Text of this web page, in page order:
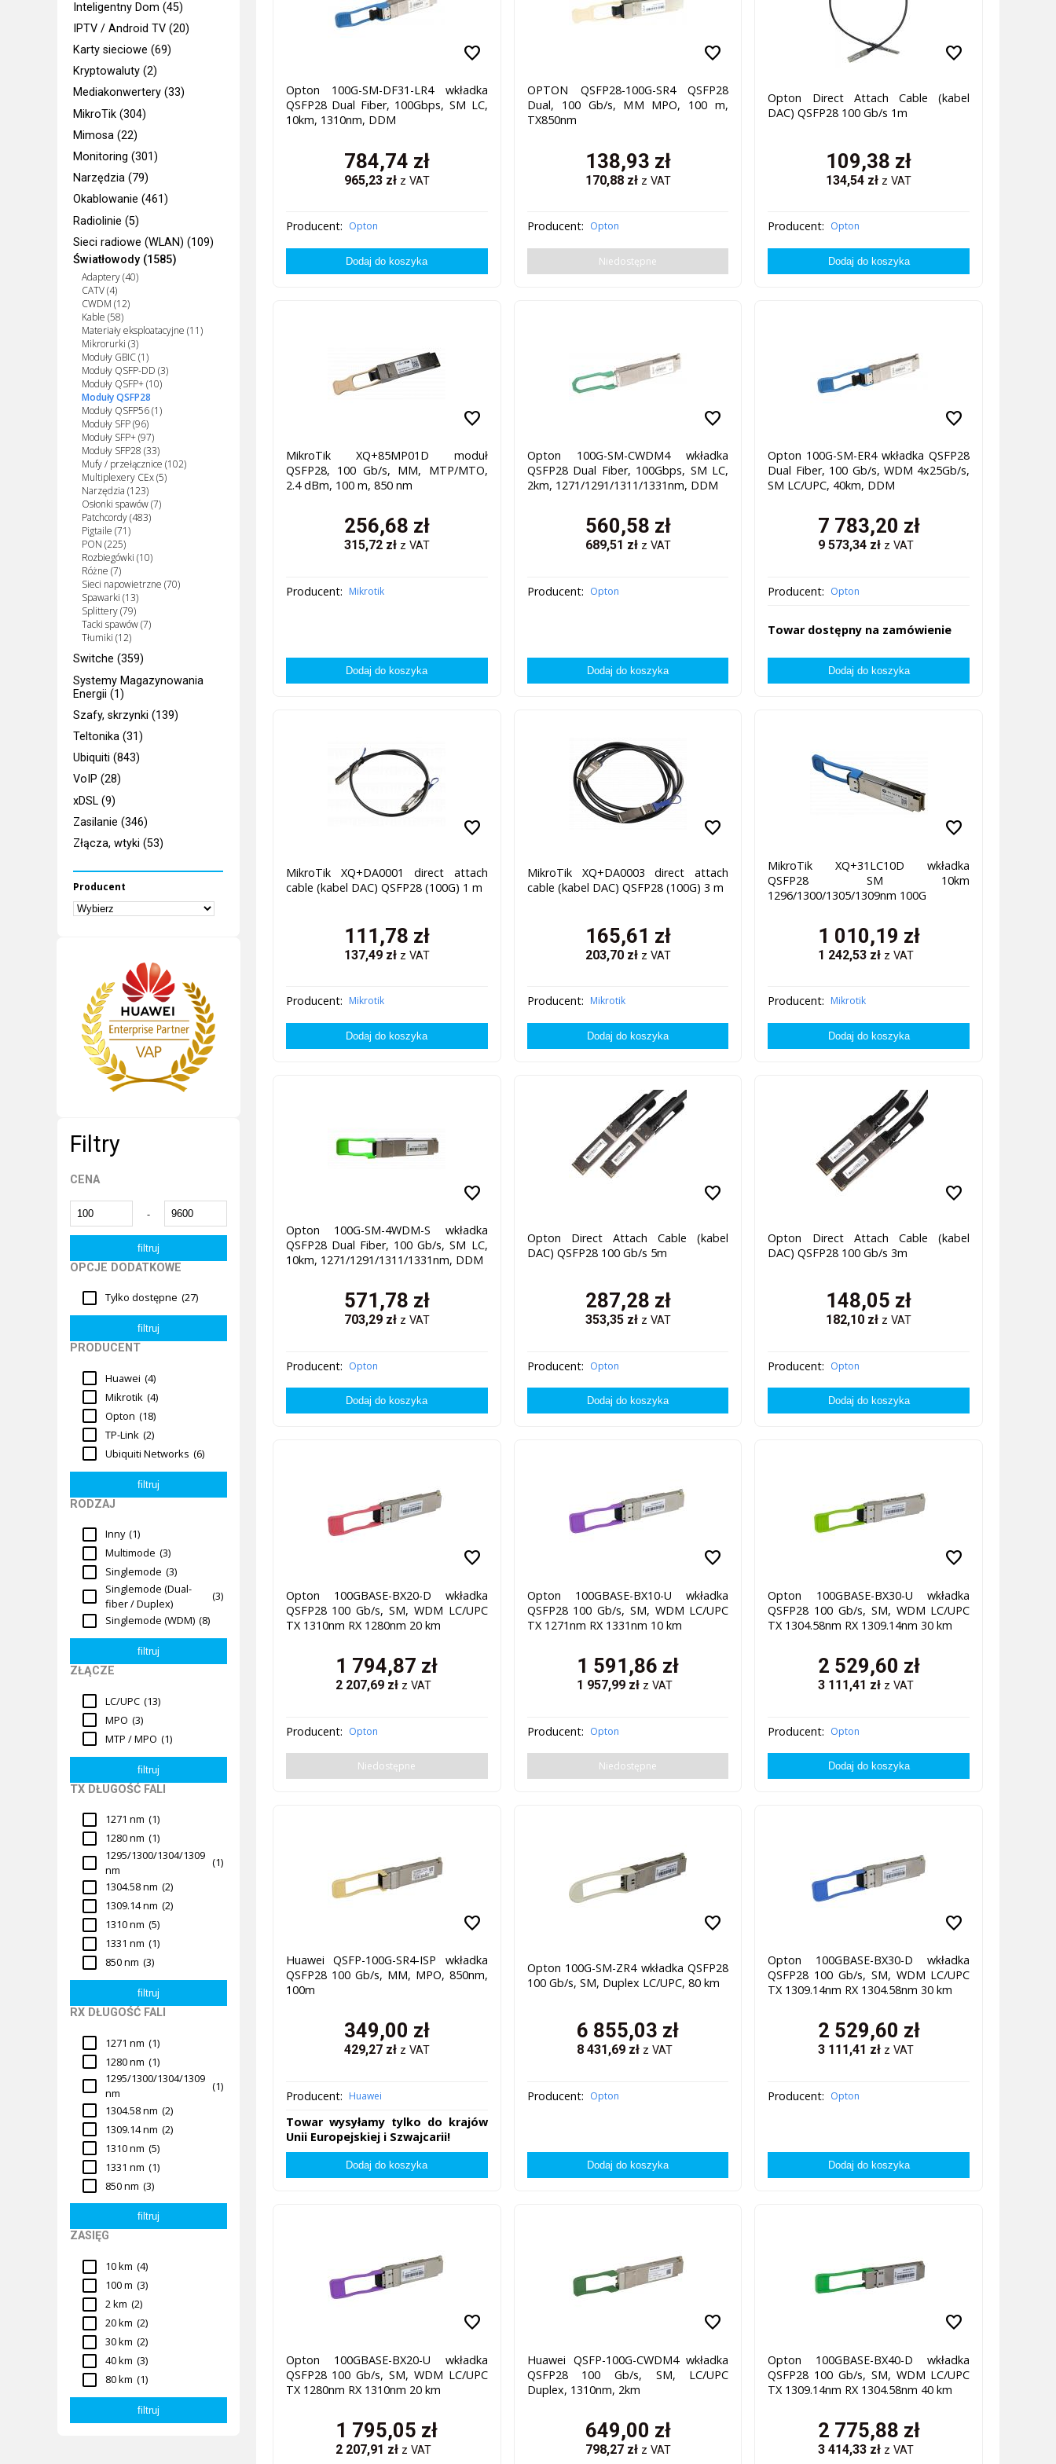
Inteligentny Dom (45)
IPTV / Android TV (20)
Karty sieciowe (69)
Kryptowaluty (2)
Mediakonwertery (33)
MikroTik (304)
Mimosa (22)
Monitoring (301)
Narzędzia (79)
Okablowanie (461)
Radiolinie (5)
Sieci radiowe (WLAN) (109)
Światłowody (1585)
Adaptery (40)
CATV (4)
CWDM (12)
Kable (58)
Materiały eksploatacyjne (11)
Mikrorurki (3)
Moduły GBIC (1)
Moduły QSFP-DD (3)
Moduły QSFP+ (10)
Moduły QSFP28
Moduły QSFP56 (1)
Moduły SFP (96)
Moduły SFP+ (97)
Moduły SFP28 (33)
Mufy / przełącznice (102)
Multiplexery CEx (5)
Narzędzia (123)
Osłonki spawów (7)
Patchcordy (483)
Pigtaile (71)
PON (225)
Rozbiegówki (10)
Różne (7)
Sieci napowietrzne (70)
Spawarki (13)
Splittery (79)
Tacki spawów (7)
Tłumiki (12)
Switche (359)
Systemy Magazynowania
Energii (1)
Szafy, skrzynki (139)
Teltonika (31)
Ubiquiti (843)
VoIP (28)
xDSL (9)
Zasilanie (346)
Złącza, wtyki (53)
Producent
Filtry
CENA
-
OPCJE DODATKOWE
Tylko dostępne (27)
PRODUCENT
Huawei (4)
Mikrotik (4)
Opton (18)
TP-Link (2)
Ubiquiti Networks (6)
RODZAJ
Inny (1)
Multimode (3)
Singlemode (3)
Singlemode (Dual-
fiber / Duplex)
(3)
Singlemode (WDM) (8)
ZŁĄCZE
LC/UPC (13)
MPO (3)
MTP / MPO (1)
TX DŁUGOŚĆ FALI
1271 nm (1)
1280 nm (1)
1295/1300/1304/1309
nm
(1)
1304.58 nm (2)
1309.14 nm (2)
1310 nm (5)
1331 nm (1)
850 nm (3)
RX DŁUGOŚĆ FALI
1271 nm (1)
1280 nm (1)
1295/1300/1304/1309
nm
(1)
1304.58 nm (2)
1309.14 nm (2)
1310 nm (5)
1331 nm (1)
850 nm (3)
ZASIĘG
10 km (4)
100 m (3)
2 km (2)
20 km (2)
30 km (2)
40 km (3)
80 km (1)
favorite
Opton 100G-SM-DF31-LR4 wkładka
QSFP28 Dual Fiber, 100Gbps, SM LC,
10km, 1310nm, DDM
784,74 zł
965,23zł z VAT
Producent: Opton
favorite
OPTON QSFP28-100G-SR4 QSFP28
Dual, 100 Gb/s, MM MPO, 100 m,
TX850nm
138,93 zł
170,88zł z VAT
Producent: Opton
Niedostępne
favorite
Opton Direct Attach Cable (kabel
DAC) QSFP28 100 Gb/s 1m
109,38 zł
134,54 zł z VAT
Producent: Opton
favorite
MikroTik XQ+85MP01D moduł
QSFP28, 100 Gb/s, MM, MTP/MTO,
2.4 dBm, 100 m, 850 nm
256,68 zł
315,72zł z VAT
Producent: Mikrotik
favorite
Opton 100G-SM-CWDM4 wkładka
QSFP28 Dual Fiber, 100Gbps, SM LC,
2km, 1271/1291/1311/1331nm, DDM
560,58 zł
689,51 zł z VAT
Producent: Opton
favorite
Opton 100G-SM-ER4 wkładka QSFP28
Dual Fiber, 100 Gb/s, WDM 4x25Gb/s,
SM LC/UPC, 40km, DDM
7 783,20 zł
9 573,34zł z VAT
Producent: Opton
Towar dostępny na zamówienie
favorite
MikroTik XQ+DA0001 direct attach
cable (kabel DAC) QSFP28 (100G) 1 m
111,78 zł
137,49zł z VAT
Producent: Mikrotik
favorite
MikroTik XQ+DA0003 direct attach
cable (kabel DAC) QSFP28 (100G) 3 m
165,61 zł
203,70zł z VAT
Producent: Mikrotik
favorite
MikroTik XQ+31LC10D wkładka
QSFP28 SM 10km
1296/1300/1305/1309nm 100G
1 010,19 zł
1 242,53zł z VAT
Producent: Mikrotik
favorite
Opton 100G-SM-4WDM-S wkładka
QSFP28 Dual Fiber, 100 Gb/s, SM LC,
10km, 1271/1291/1311/1331nm, DDM
571,78 zł
703,29zł z VAT
Producent: Opton
favorite
Opton Direct Attach Cable (kabel
DAC) QSFP28 100 Gb/s 5m
287,28 zł
353,35zł z VAT
Producent: Opton
favorite
Opton Direct Attach Cable (kabel
DAC) QSFP28 100 Gb/s 3m
148,05 zł
182,10 zł z VAT
Producent: Opton
favorite
Opton 100GBASE-BX20-D wkładka
QSFP28 100 Gb/s, SM, WDM LC/UPC
TX 1310nm RX 1280nm 20 km
1 794,87 zł
2 207,69 zł z VAT
Producent: Opton
Niedostępne
favorite
Opton 100GBASE-BX10-U wkładka
QSFP28 100 Gb/s, SM, WDM LC/UPC
TX 1271nm RX 1331nm 10 km
1 591,86 zł
1 957,99 zł z VAT
Producent: Opton
Niedostępne
favorite
Opton 100GBASE-BX30-U wkładka
QSFP28 100 Gb/s, SM, WDM LC/UPC
TX 1304.58nm RX 1309.14nm 30 km
2 529,60 zł
3 111,41 zł z VAT
Producent: Opton
favorite
Huawei QSFP-100G-SR4-ISP wkładka
QSFP28 100 Gb/s, MM, MPO, 850nm,
100m
349,00 zł
429,27zł z VAT
Producent: Huawei
Towar wysyłamy tylko do krajów
Unii Europejskiej i Szwajcarii!
favorite
Opton 100G-SM-ZR4 wkładka QSFP28
100 Gb/s, SM, Duplex LC/UPC, 80 km
6 855,03 zł
8 431,69 zł z VAT
Producent: Opton
favorite
Opton 100GBASE-BX30-D wkładka
QSFP28 100 Gb/s, SM, WDM LC/UPC
TX 1309.14nm RX 1304.58nm 30 km
2 529,60 zł
3 111,41 zł z VAT
Producent: Opton
favorite
Opton 100GBASE-BX20-U wkładka
QSFP28 100 Gb/s, SM, WDM LC/UPC
TX 1280nm RX 1310nm 20 km
1 795,05 zł
2 207,91 zł z VAT
favorite
Huawei QSFP-100G-CWDM4 wkładka
QSFP28 100 Gb/s, SM, LC/UPC
Duplex, 1310nm, 2km
649,00 zł
798,27zł z VAT
favorite
Opton 100GBASE-BX40-D wkładka
QSFP28 100 Gb/s, SM, WDM LC/UPC
TX 1309.14nm RX 1304.58nm 40 km
2 775,88 zł
3 414,33zł z VAT